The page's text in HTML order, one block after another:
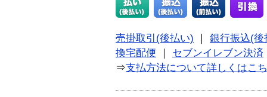
売掛取引(後払い)
銀行振込(後
換宅配便
セブンイレブン決済
⇒支払方法について詳しくはこ